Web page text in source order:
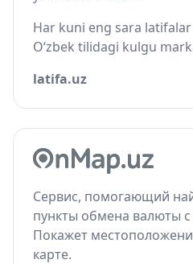
Har kuni eng sara
O‘zbek tilidagi kulgu
latifa.uz
Сервис, помогающий
пункты обмена валюты
Покажет
карте.